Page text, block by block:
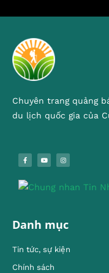
Chuyên trang quảng
du lịch quốc gia của
Danh mục
Tin tức, sự kiện
Chính sách